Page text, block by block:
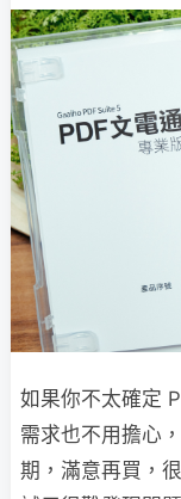
如果你不太確定
需求也不用擔心
期，滿意再買，